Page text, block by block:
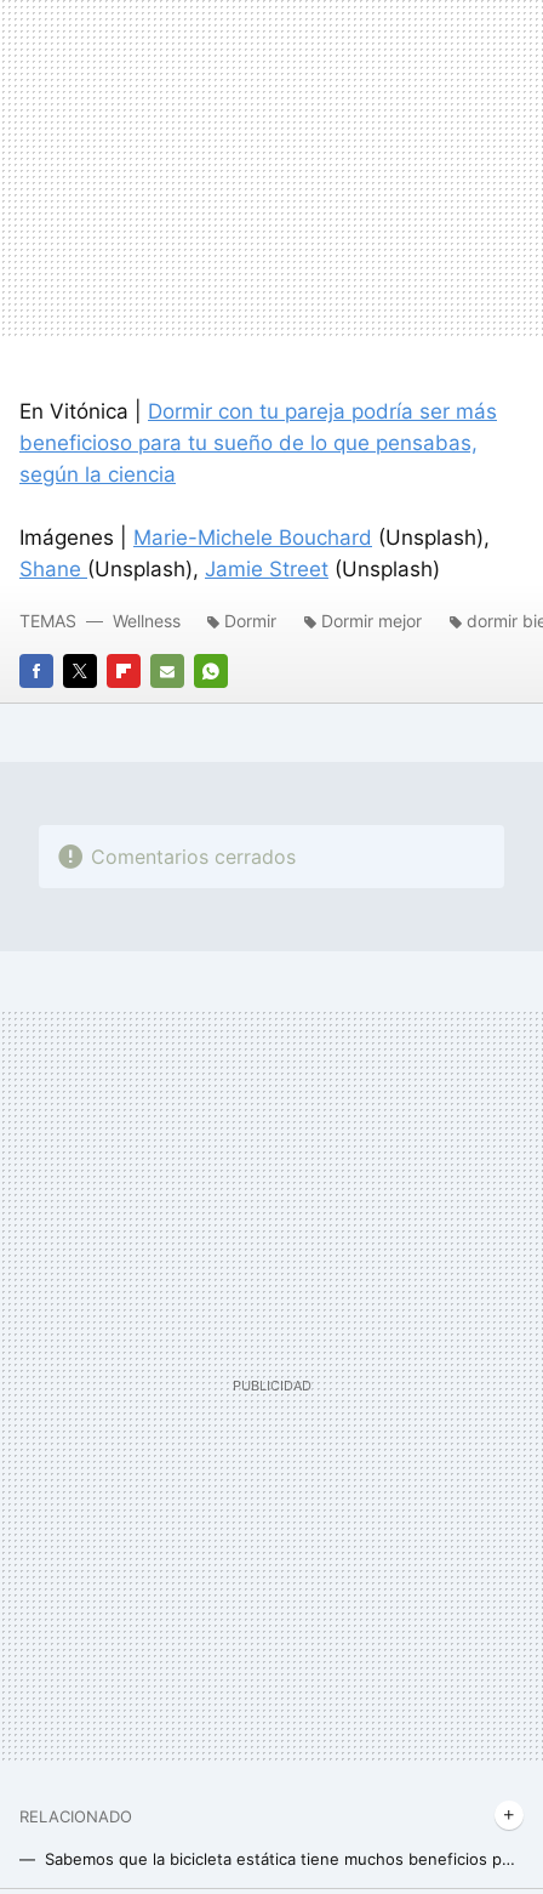
En Vitónica | Dormir con tu pareja podría ser más
beneficioso para tu sueño de lo que pensabas,
según la ciencia
Imágenes | Marie-Michele Bouchard (Unsplash),
Shane (Unsplash), Jamie Street (Unsplash)
FACEBOOK
TWITTERFLIPBOARD
E-
WHATSAPP
TEMAS Wellness Dormir Dormir mejor dormir
Comentarios cerrados
RELACIONADO
Sabemos que la bicicleta estática tiene muchos beneficios pero hay uno que tiene asombrada a la ciencia: mejora la memoria